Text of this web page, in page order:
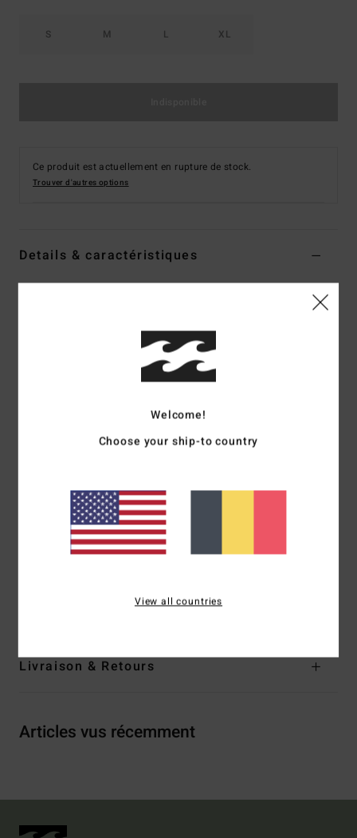
S M L XL
Ce produit est actuellement en rupture de stock.
Trouver d'autres options
Details & caractéristiques
Matière : Matière jacquard 73% polyester recyclé, 21%
Coupe : Coupe Aruba
Taille : Haute, juste en-dessous du nombril
Système de fermeture : pas de système fermeture
Couvrance : couvrance légère
Logotage : Plaque métallique
21% polyester, 6% élasthanne
Livraison & Retours
Articles vus récemment
Welcome!
Choose your ship-to country
View all countries